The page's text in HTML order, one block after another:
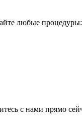
любые процедуры:
с нами прямо